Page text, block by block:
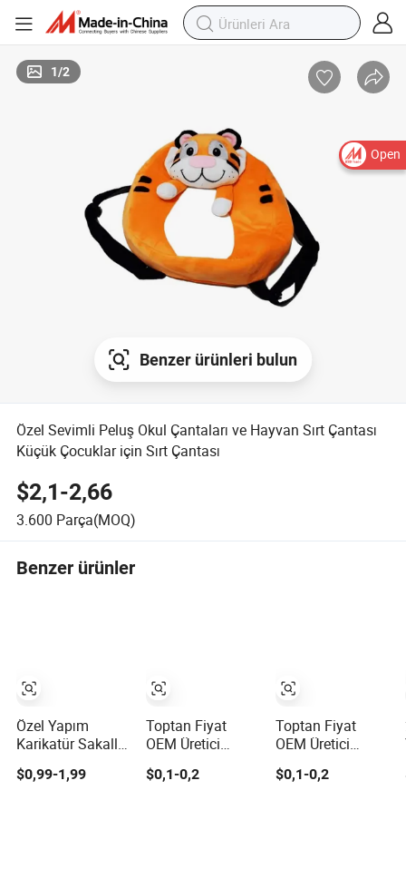
Open
Benzer ürünleri bulun
1/2
Özel Sevimli Peluş Okul Çantaları ve Hayvan Sırt Çantası
Küçük Çocuklar için Sırt Çantası
$2,1-2,66
3.600 Parça(MOQ)
Benzer ürünler
Özel Yapım
Karikatür Sakallı
Adam Oyuncak
Üretimi Yumuşak
$0,99-1,99
Toptan Fiyat
OEM Üretici
Kişiye Özel
Peluşlar Peluş
$0,1-0,2
Toptan Fiyat
OEM Üretici
Kişiye Özel Çizim
Peluş Peluş
$0,1-0,2